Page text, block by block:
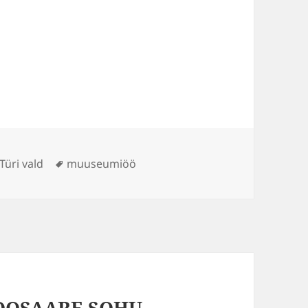
Türi vald Sildid
muuseumiöö